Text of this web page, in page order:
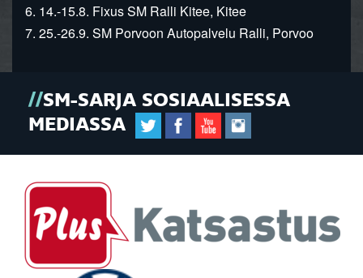
6. 14.-15.8. Fixus SM Ralli Kitee, Kitee
7. 25.-26.9. SM Porvoon Autopalvelu Ralli, Porvoo
SM-SARJA SOSIAALISESSA
MEDIASSA